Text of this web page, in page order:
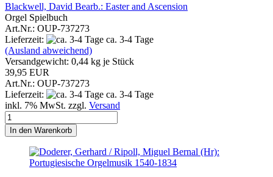
Blackwell, David Bearb.: Easter and Ascension
Orgel Spielbuch
Art.Nr.: OUP-737273
Lieferzeit:
ca. 3-4 Tage
(Ausland abweichend)
Versandgewicht: 0,44 kg je Stück
39,95 EUR
Art.Nr.: OUP-737273
Lieferzeit:
ca. 3-4 Tage
inkl. 7% MwSt. zzgl. Versand
In den Warenkorb